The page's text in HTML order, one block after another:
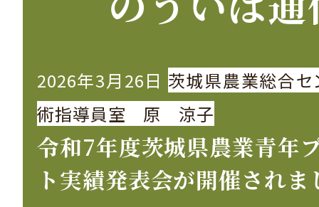
2026年3月26日 茨城県農業総合セ
術指導員室 原 涼子
令和7年度茨城県農業青年
ト実績発表会が開催されま